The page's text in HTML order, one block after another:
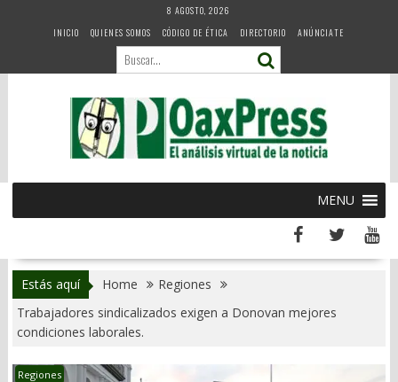
8 AGOSTO, 2026
INICIO
QUIENES SOMOS CÓDIGO DE ÉTICA DIRECTORIO ANÚNCIATE
MENU
Estás aquí Home
Regiones
Trabajadores sindicalizados exigen a Donovan mejores
condiciones laborales.
Regiones